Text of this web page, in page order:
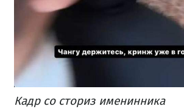
Кадр со сториз именинника